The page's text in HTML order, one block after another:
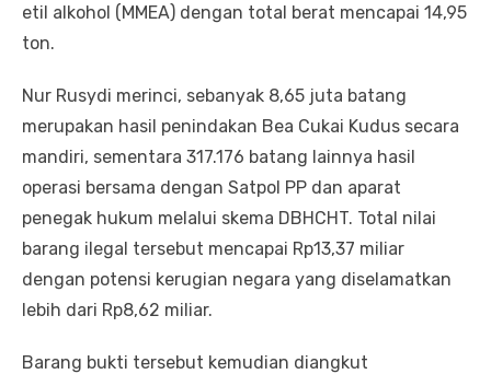
etil alkohol (MMEA) dengan total berat mencapai 14,95
ton.
Nur Rusydi merinci, sebanyak 8,65 juta batang
merupakan hasil penindakan Bea Cukai Kudus secara
mandiri, sementara 317.176 batang lainnya hasil
operasi bersama dengan Satpol PP dan aparat
penegak hukum melalui skema DBHCHT. Total nilai
barang ilegal tersebut mencapai Rp13,37 miliar
dengan potensi kerugian negara yang diselamatkan
lebih dari Rp8,62 miliar.
Barang bukti tersebut kemudian diangkut